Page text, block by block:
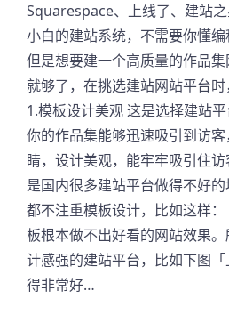
Squarespace、上线了、建站
小白的建站系统，不需要你懂编
但是想要建一个高质量的作品
就够了，在挑选建站网站平台时
1.模板设计美观 这是选择建站
你的作品集能够迅速吸引到访
睛，设计美观，能牢牢吸引住
是国内很多建站平台做得不好
都不注重模板设计，比如这样
板根本做不出好看的网站效果
计感强的建站平台，比如下图
得非常好…